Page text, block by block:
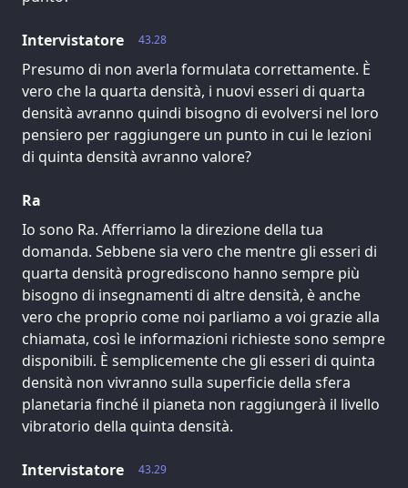
43.28
Intervistatore
Presumo di non averla formulata correttamente. È
vero che la quarta densità, i nuovi esseri di quarta
densità avranno quindi bisogno di evolversi nel loro
pensiero per raggiungere un punto in cui le lezioni
di quinta densità avranno valore?
Ra
Io sono Ra. Afferriamo la direzione della tua
domanda. Sebbene sia vero che mentre gli esseri di
quarta densità progrediscono hanno sempre più
bisogno di insegnamenti di altre densità, è anche
vero che proprio come noi parliamo a voi grazie alla
chiamata, così le informazioni richieste sono sempre
disponibili. È semplicemente che gli esseri di quinta
densità non vivranno sulla superficie della sfera
planetaria finché il pianeta non raggiungerà il livello
vibratorio della quinta densità.
43.29
Intervistatore